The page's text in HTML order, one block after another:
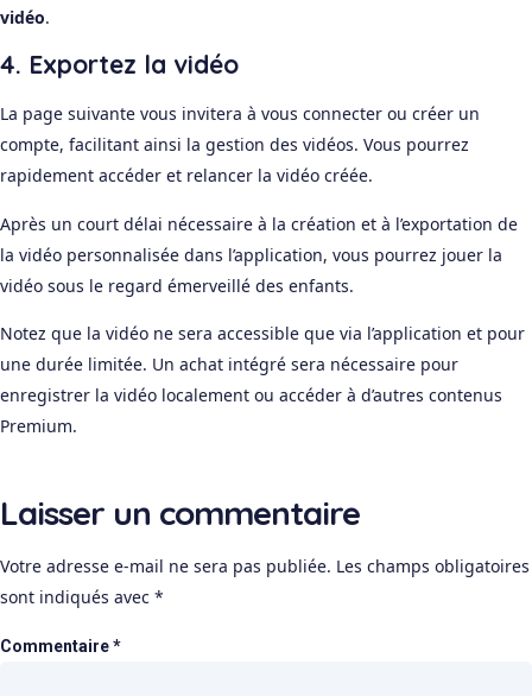
vidéo.
4. Exportez la vidéo
La page suivante vous invitera à vous connecter ou créer un
compte, facilitant ainsi la gestion des vidéos. Vous pourrez
rapidement accéder et relancer la vidéo créée.
Après un court délai nécessaire à la création et à l’exportation de
la vidéo personnalisée dans l’application, vous pourrez jouer la
vidéo sous le regard émerveillé des enfants.
Notez que la vidéo ne sera accessible que via l’application et pour
une durée limitée. Un achat intégré sera nécessaire pour
enregistrer la vidéo localement ou accéder à d’autres contenus
Premium.
Laisser un commentaire
Votre adresse e-mail ne sera pas publiée. Les champs obligatoires
sont indiqués avec *
Commentaire*